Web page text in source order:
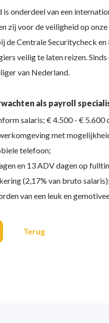
is onderdeel van een
zij voor de veiligheid op
de Centrale Securitycheck
veilig te laten reizen.
van Nederland.
als payroll
salaris; € 4.500 - € 5.600
met
telefoon;
en 13 ADV dagen op
(2,17% van bruto salaris);
van een leuk en